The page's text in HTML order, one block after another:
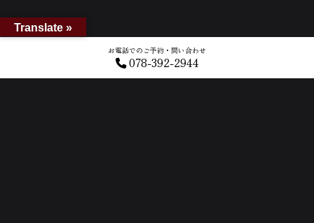
お電話でのご予約・問い合わせ
078-392-2944
Translate »